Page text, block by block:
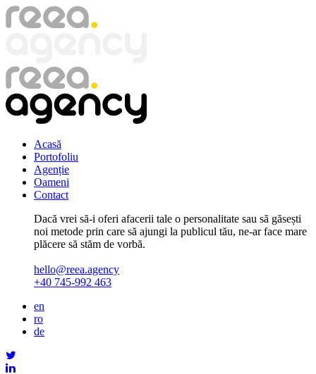
Skip
to
Acasă
Portofoliu
Agenție
Oameni
Contact
Dacă vrei să-i oferi afacerii tale o personalitate sau să găsești
noi metode prin care să ajungi la publicul tău, ne-ar face mare
plăcere să stăm de vorbă.
hello@reea.agency
+40 745-992 463
en
ro
de